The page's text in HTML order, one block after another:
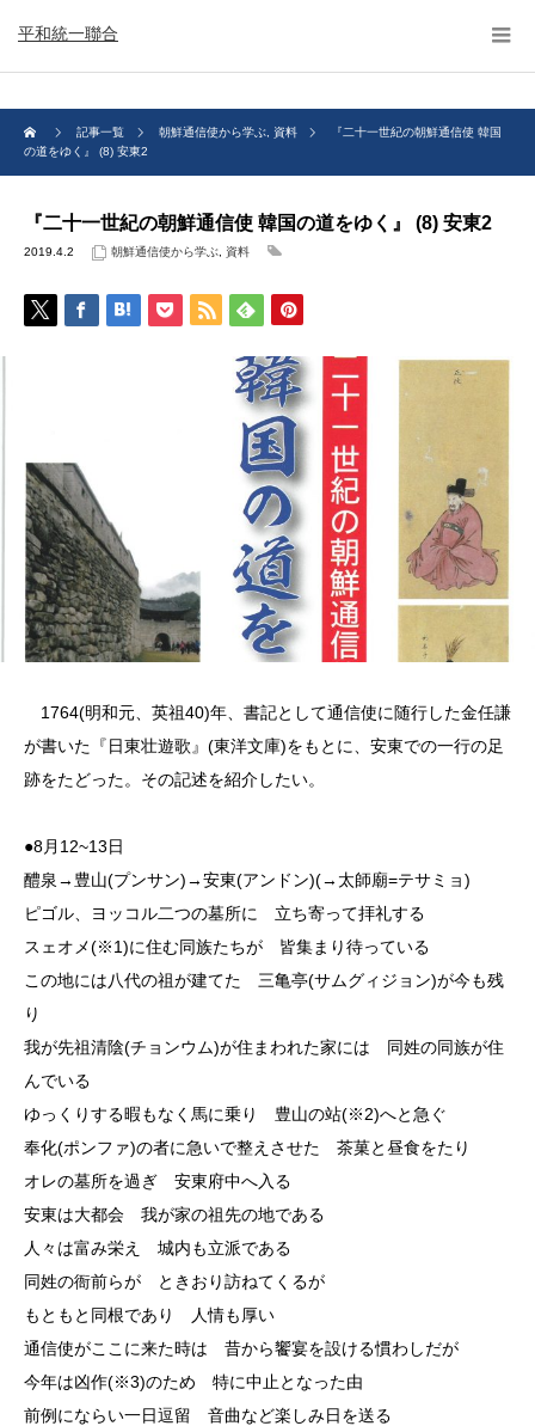
平和統一聯合
記事一覧 朝鮮通信使から学ぶ 資料
『二十一世紀の朝鮮通信使 韓国
の道をゆく』 (8) 安東2
『二十一世紀の朝鮮通信使 韓国の道をゆく』 (8) 安東2
2019.4.2 朝鮮通信使から学ぶ 資料
1764(明和元、英祖40)年、書記として通信使に随行した金任謙
が書いた『日東壮遊歌』(東洋文庫)をもとに、安東での一行の足
跡をたどった。その記述を紹介したい。
●8月12~13日
醴泉→豊山(プンサン)→安東(アンドン)(→太師廟=テサミョ)
ピゴル、ヨッコル二つの墓所に 立ち寄って拝礼する
スェオメ(※1)に住む同族たちが 皆集まり待っている
この地には八代の祖が建てた 三亀亭(サムグィジョン)が今も残
り
我が先祖清陰(チョンウム)が住まわれた家には 同姓の同族が住
んでいる
ゆっくりする暇もなく馬に乗り 豊山の站(※2)へと急ぐ
奉化(ポンファ)の者に急いで整えさせた 茶菓と昼食をたり
オレの墓所を過ぎ 安東府中へ入る
安東は大都会 我が家の祖先の地である
人々は富み栄え 城内も立派である
同姓の衙前らが ときおり訪ねてくるが
もともと同根であり 人情も厚い
通信使がここに来た時は 昔から饗宴を設ける慣わしだが
今年は凶作(※3)のため 特に中止となった由
前例にならい一日逗留 音曲など楽しみ日を送る